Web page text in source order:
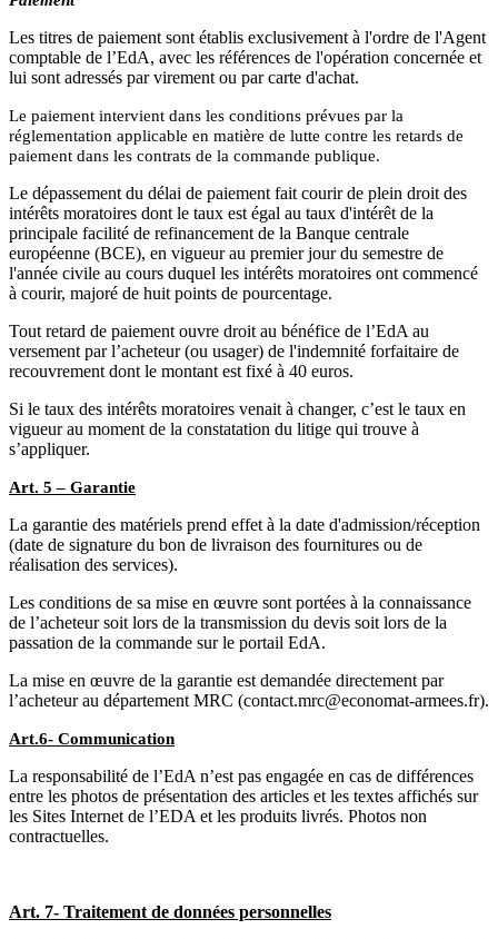
Les titres de paiement sont établis exclusivement à l'ordre de l'Agent
comptable de l’EdA, avec les références de l'opération concernée et
lui sont adressés par virement ou par carte d'achat.
Le paiement intervient dans les conditions prévues par la
réglementation applicable en matière de lutte contre les retards de
paiement dans les contrats de la commande publique.
Le dépassement du délai de paiement fait courir de plein droit des
intérêts moratoires dont le taux est égal au taux d'intérêt de la
principale facilité de refinancement de la Banque centrale
européenne (BCE), en vigueur au premier jour du semestre de
l'année civile au cours duquel les intérêts moratoires ont commencé
à courir, majoré de huit points de pourcentage.
Tout retard de paiement ouvre droit au bénéfice de l’EdA au
versement par l’acheteur (ou usager) de l'indemnité forfaitaire de
recouvrement dont le montant est fixé à 40 euros.
Si le taux des intérêts moratoires venait à changer, c’est le taux en
vigueur au moment de la constatation du litige qui trouve à
s’appliquer.
Art. 5 – Garantie
La garantie des matériels prend effet à la date d'admission/réception
(date de signature du bon de livraison des fournitures ou de
réalisation des services).
Les conditions de sa mise en œuvre sont portées à la connaissance
de l’acheteur soit lors de la transmission du devis soit lors de la
passation de la commande sur le portail EdA.
La mise en œuvre de la garantie est demandée directement par
l’acheteur au département MRC (contact.mrc@economat-armees.fr).
Art.6- Communication
La responsabilité de l’EdA n’est pas engagée en cas de différences
entre les photos de présentation des articles et les textes affichés sur
les Sites Internet de l’EDA et les produits livrés. Photos non
contractuelles.
Art. 7- Traitement de données personnelles